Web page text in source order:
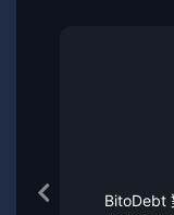
BitoDebt